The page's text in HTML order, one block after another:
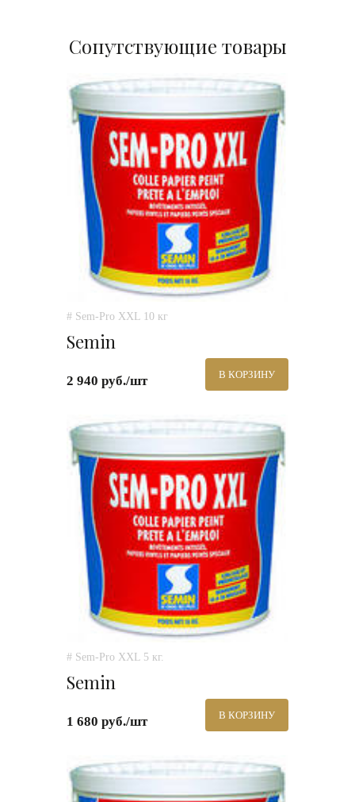
Сопутствующие товары
# Sem-Pro XXL 10 кг
Semin
2 940 руб./шт В КОРЗИНУ
# Sem-Pro XXL 5 кг.
Semin
1 680 руб./шт В КОРЗИНУ